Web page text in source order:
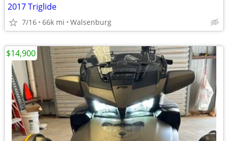
2017 Triglide
7/16 66k mi Walsenburg
$14,900